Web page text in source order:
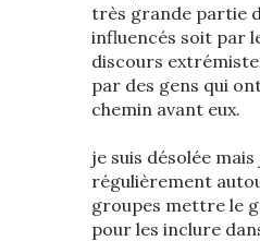
très grande partie
influencés soit par
discours
par des gens qui
chemin avant eux.
je suis désolée
régulièrement
groupes mettre le
pour les inclure